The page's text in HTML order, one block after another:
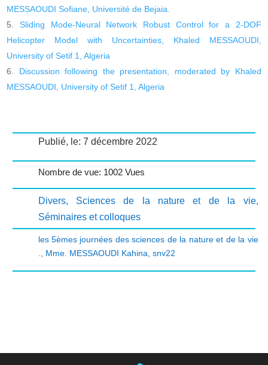
MESSAOUDI Sofiane, Université de Bejaia.
Sliding Mode-Neural Network Robust Control for a 2-DOF
Helicopter Model with Uncertainties, Khaled MESSAOUDI,
University of Setif 1, Algeria
Discussion following the presentation, moderated by Khaled
MESSAOUDI, University of Setif 1, Algeria
Publié, le: 7 décembre 2022
Nombre de vue: 1002 Vues
Divers, Sciences de la nature et de la vie,
Séminaires et colloques
les 5èmes journées des sciences de la nature et de la vie
Mme. MESSAOUDI Kahina snv22